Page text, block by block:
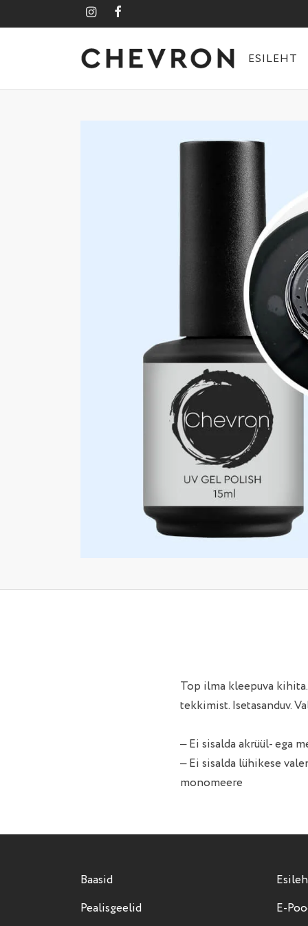
ESILEHT
Top ilma kleepuva
tekkimist. Isetasanduv.
– Ei sisalda akrüül- ega
– Ei sisalda lühikese
monomeere
Baasid
Pealisgeelid
E-